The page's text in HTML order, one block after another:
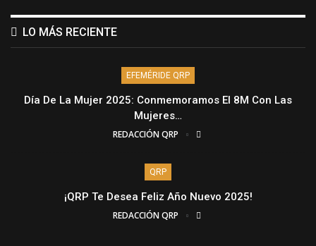
LO MÁS RECIENTE
EFEMÉRIDE QRP
Día De La Mujer 2025: Conmemoramos El 8M Con Las
Mujeres…
REDACCIÓN QRP
QRP
¡QRP Te Desea Feliz Año Nuevo 2025!
REDACCIÓN QRP